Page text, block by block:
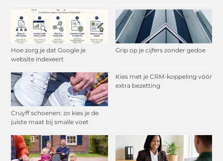
Hoe zorg je dat Google je
website indexeert
Grip op je cijfers zonder gedoe
Cruyff schoenen: zo kies je de
juiste maat bij smalle voet
Kies met je CRM-koppeling vóór
extra bezetting